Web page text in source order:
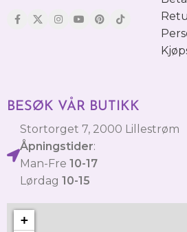
BESØK VÅR BUTIKK
Stortorget 7, 2000 Lillestrøm
Åpningstider:
Man-Fre 10-17
Lørdag 10-15
+